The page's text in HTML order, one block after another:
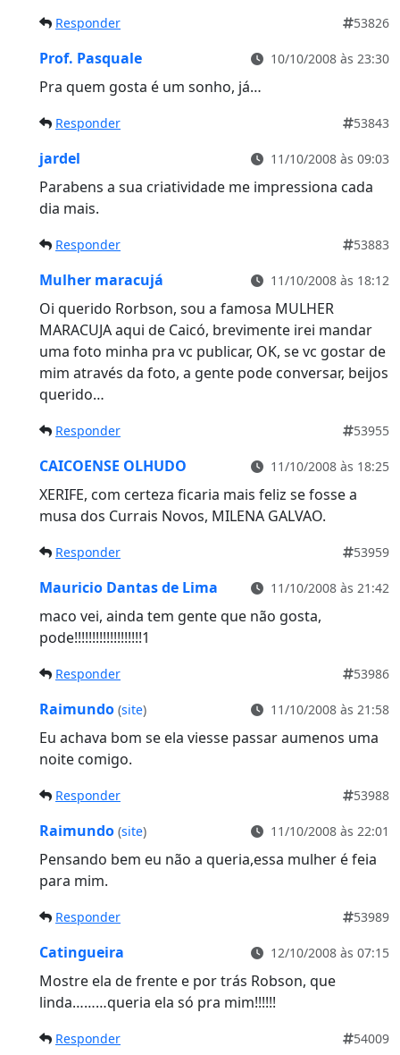
Responder 53826
Prof. Pasquale 10/10/2008 às 23:30
Pra quem gosta é um sonho, já…
Responder 53843
jardel 11/10/2008 às 09:03
Parabens a sua criatividade me impressiona cada
dia mais.
Responder 53883
Mulher maracujá 11/10/2008 às 18:12
Oi querido Rorbson, sou a famosa MULHER
MARACUJA aqui de Caicó, brevimente irei mandar
uma foto minha pra vc publicar, OK, se vc gostar de
mim através da foto, a gente pode conversar, beijos
querido…
Responder 53955
CAICOENSE OLHUDO 11/10/2008 às 18:25
XERIFE, com certeza ficaria mais feliz se fosse a
musa dos Currais Novos, MILENA GALVAO.
Responder 53959
Mauricio Dantas de Lima 11/10/2008 às 21:42
maco vei, ainda tem gente que não gosta,
pode!!!!!!!!!!!!!!!!!!!1
Responder 53986
Raimundo (site) 11/10/2008 às 21:58
Eu achava bom se ela viesse passar aumenos uma
noite comigo.
Responder 53988
Raimundo (site) 11/10/2008 às 22:01
Pensando bem eu não a queria,essa mulher é feia
para mim.
Responder 53989
Catingueira 12/10/2008 às 07:15
Mostre ela de frente e por trás Robson, que
linda………queria ela só pra mim!!!!!!
Responder 54009